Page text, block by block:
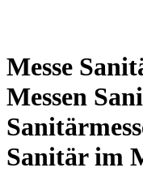
Messe
Messen
Sanitär im